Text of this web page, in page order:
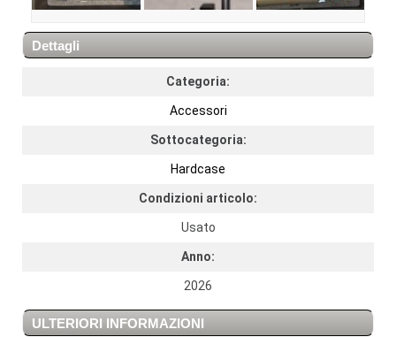
Dettagli
Categoria:
Accessori
Sottocategoria:
Hardcase
Condizioni articolo:
Usato
Anno:
2026
ULTERIORI INFORMAZIONI